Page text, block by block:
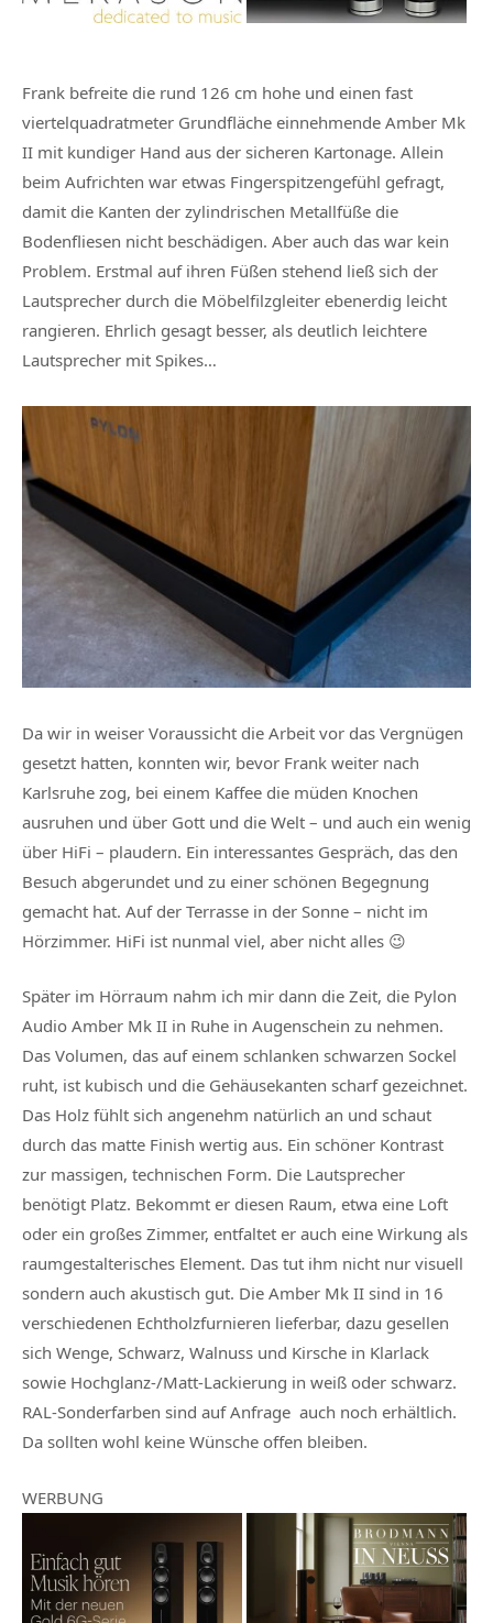
Frank befreite die rund 126 cm hohe und einen fast
viertelquadratmeter Grundfläche einnehmende Amber Mk
II mit kundiger Hand aus der sicheren Kartonage. Allein
beim Aufrichten war etwas Fingerspitzengefühl gefragt,
damit die Kanten der zylindrischen Metallfüße die
Bodenfliesen nicht beschädigen. Aber auch das war kein
Problem. Erstmal auf ihren Füßen stehend ließ sich der
Lautsprecher durch die Möbelfilzgleiter ebenerdig leicht
rangieren. Ehrlich gesagt besser, als deutlich leichtere
Lautsprecher mit Spikes…
Da wir in weiser Voraussicht die Arbeit vor das Vergnügen
gesetzt hatten, konnten wir, bevor Frank weiter nach
Karlsruhe zog, bei einem Kaffee die müden Knochen
ausruhen und über Gott und die Welt – und auch ein wenig
über HiFi – plaudern. Ein interessantes Gespräch, das den
Besuch abgerundet und zu einer schönen Begegnung
gemacht hat. Auf der Terrasse in der Sonne – nicht im
Hörzimmer. HiFi ist nunmal viel, aber nicht alles 😉
Später im Hörraum nahm ich mir dann die Zeit, die Pylon
Audio Amber Mk II in Ruhe in Augenschein zu nehmen.
Das Volumen, das auf einem schlanken schwarzen Sockel
ruht, ist kubisch und die Gehäusekanten scharf gezeichnet.
Das Holz fühlt sich angenehm natürlich an und schaut
durch das matte Finish wertig aus. Ein schöner Kontrast
zur massigen, technischen Form. Die Lautsprecher
benötigt Platz. Bekommt er diesen Raum, etwa eine Loft
oder ein großes Zimmer, entfaltet er auch eine Wirkung als
raumgestalterisches Element. Das tut ihm nicht nur visuell
sondern auch akustisch gut. Die Amber Mk II sind in 16
verschiedenen Echtholzfurnieren lieferbar, dazu gesellen
sich Wenge, Schwarz, Walnuss und Kirsche in Klarlack
sowie Hochglanz-/Matt-Lackierung in weiß oder schwarz.
RAL-Sonderfarben sind auf Anfrage auch noch erhältlich.
Da sollten wohl keine Wünsche offen bleiben.
WERBUNG